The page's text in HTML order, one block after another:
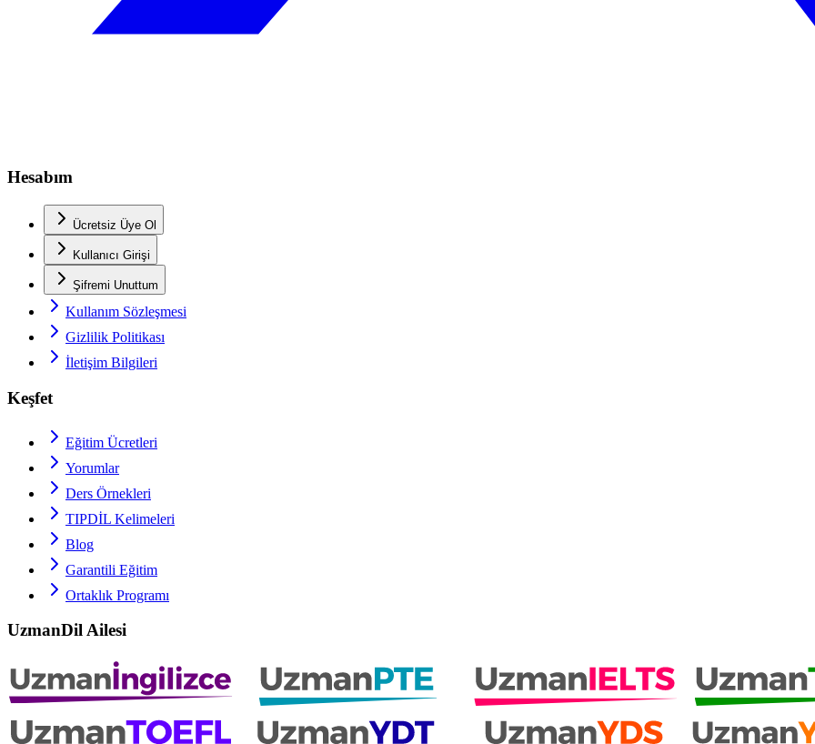
Hesabım
Ücretsiz Üye Ol
Kullanıcı Girişi
Şifremi Unuttum
Kullanım Sözleşmesi
Gizlilik Politikası
İletişim Bilgileri
Keşfet
Eğitim Ücretleri
Yorumlar
Ders Örnekleri
TIPDİL Kelimeleri
Blog
Garantili Eğitim
Ortaklık Programı
UzmanDil Ailesi